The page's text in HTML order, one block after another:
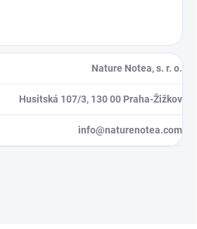
Nature Notea, s. r. o.
Husitská 107/3, 130 00 Praha-Žižkov
info@naturenotea.com